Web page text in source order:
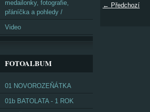
← Předchozí
medailonky, fotografie,
přáníčka a pohledy /
Video
FOTOALBUM
01 NOVOROZEŇÁTKA
01b BATOLATA - 1 ROK